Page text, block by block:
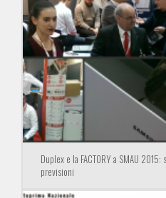
Duplex e la FACTORY a SMAU
previsioni